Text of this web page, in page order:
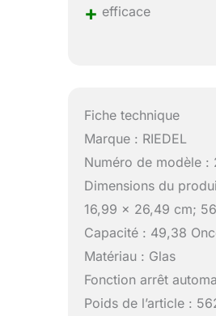
+ efficace
Fiche technique
Marque : RIEDEL
Numéro de modèle :
Dimensions du
16,99 x 26,49 cm;
Capacité : 49,38
Matériau : Glas
Fonction arrêt
Poids de l’article :